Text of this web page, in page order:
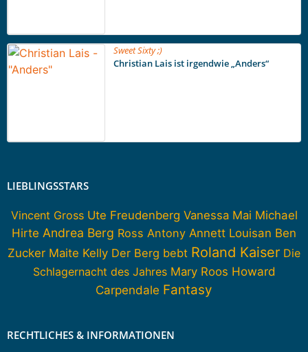
Sweet Sixty ;)
Christian Lais ist irgendwie „Anders“
LIEBLINGSSTARS
Vincent Gross Ute Freudenberg Vanessa Mai Michael
Hirte Andrea Berg Ross Antony Annett Louisan Ben
Zucker Maite Kelly Der Berg bebt Roland Kaiser Die
Schlagernacht des Jahres Mary Roos Howard
Carpendale Fantasy
RECHTLICHES & INFORMATIONEN